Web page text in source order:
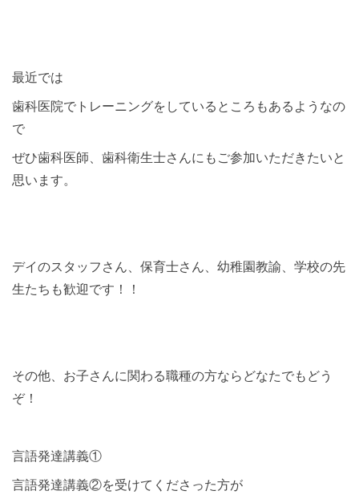
最近では
歯科医院でトレーニングをしているところもあるようなの
で
ぜひ歯科医師、歯科衛生士さんにもご参加いただきたいと
思います。
デイのスタッフさん、保育士さん、幼稚園教諭、学校の先
生たちも歓迎です！！
その他、お子さんに関わる職種の方ならどなたでもどう
ぞ！
言語発達講義①
言語発達講義②を受けてくださった方が